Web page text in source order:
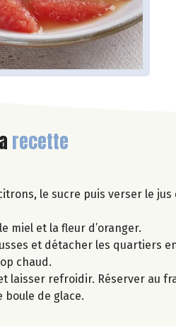
recette
le sucre puis verser le
miel et la fleur d’oranger.
et détacher les quartiers
chaud.
laisser refroidir. Réserver au
boule de glace.